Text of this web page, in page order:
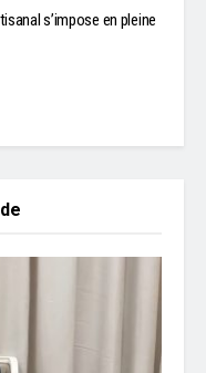
s’impose en pleine